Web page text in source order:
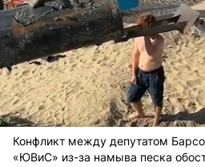
Конфликт между депутатом
«ЮВиС» из-за намыва песка